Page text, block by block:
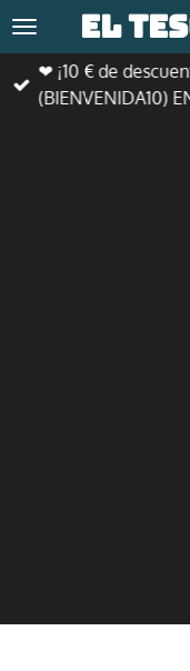
Ir
al
contenido
principal
El
❤ ¡10 € de
(BIENVENIDA10)